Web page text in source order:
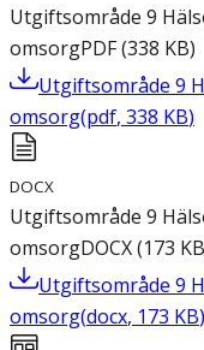
Utgiftsområde 9
omsorgPDF(338 KB)
Utgiftsområde 9
omsorg(pdf, 338 KB)
DOCX
Utgiftsområde 9
omsorgDOCX(173 KB
Utgiftsområde 9
omsorg(docx, 173 KB)